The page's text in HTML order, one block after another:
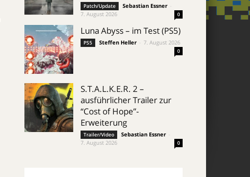
Patch/Update Sebastian Essner
7. August 2026
0
Luna Abyss – im Test (PS5)
PS5 Steffen Heller 7. August 2026
0
S.T.A.L.K.E.R. 2 –
ausführlicher Trailer zur
“Cost of Hope”-
Erweiterung
Trailer/Video Sebastian Essner
7. August 2026
0